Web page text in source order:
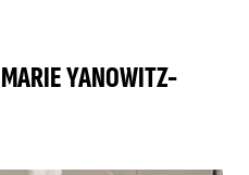
YANOWITZ-